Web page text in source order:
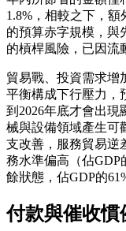
1.8%，相較之下，
的預算赤字規模，與
的槓桿風險，已因流
貿易戰、投資需求增
平衡構成下行壓力，
到2026年底才會出
械與設備領域產生可
支改善，服務貿易逆
務水準偏高（佔GDP
餘狀態，佔GDP的
付款與催收慣